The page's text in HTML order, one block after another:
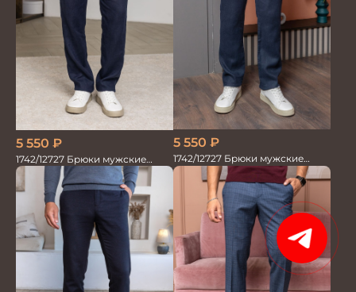
5 550 ₽
1742/12727 Брюки мужские
100%лён т.син
5 550 ₽
1742/12727 Брюки мужские
100%лён син
15%